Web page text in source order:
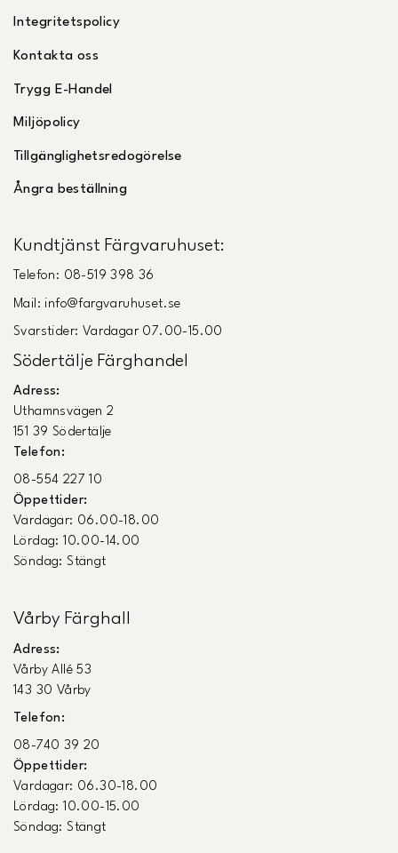
Integritetspolicy
Kontakta oss
Trygg E-Handel
Miljöpolicy
Tillgänglighetsredogörelse
Ångra beställning
Kundtjänst Färgvaruhuset:
Telefon: 08-519 398 36
Mail: info@fargvaruhuset.se
Svarstider: Vardagar 07.00-15.00
Södertälje Färghandel
Adress:
Uthamnsvägen 2
151 39 Södertälje
Telefon:
08-554 227 10
Öppettider:
Vardagar: 06.00-18.00
Lördag: 10.00-14.00
Söndag: Stängt
Vårby Färghall
Adress:
Vårby Allé 53
143 30 Vårby
Telefon:
08-740 39 20
Öppettider:
Vardagar: 06.30-18.00
Lördag: 10.00-15.00
Söndag: Stängt